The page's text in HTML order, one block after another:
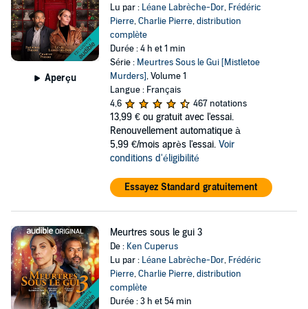
Aperçu
Lu par : Léane Labrèche-Dor, Frédéric
Pierre,Charlie Pierre,distribution
complète
Durée : 4 h et 1 min
Série : Meurtres Sous le Gui [Mistletoe
Murders], Volume 1
Langue : Français
4,6
467 notations
13,99 € ou gratuit avec l'essai.
Renouvellement automatique à
5,99 €/mois après l'essai. Voir
conditions d'éligibilité
Essayez Standard gratuitement
Meurtres sous le gui 3
De : Ken Cuperus
Lu par : Léane Labrèche-Dor, Frédéric
Pierre,Charlie Pierre,distribution
complète
Durée : 3 h et 54 min